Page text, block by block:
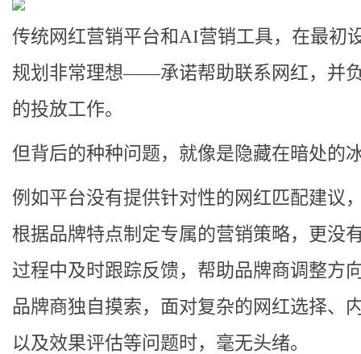
传统网红营销平台和AI营销工具，在最初
规划非常理想——承诺帮助联系网红，并
的投放工作。
但背后的种种问题，就像是隐藏在暗处的
例如平台没有提供针对性的网红匹配建议
根据品牌特点制定专属的营销策略，更没
过程中及时跟踪反馈，帮助品牌商调整方
品牌商独自摸索，面对复杂的网红选择、
以及效果评估等问题时，毫无头绪。